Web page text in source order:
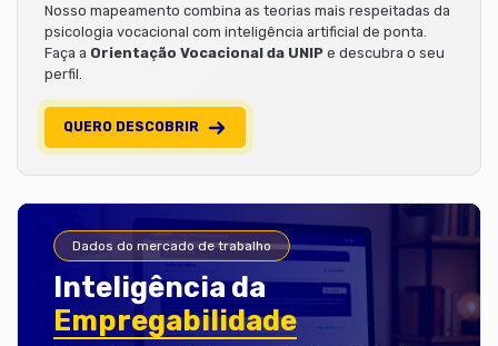
Nosso mapeamento combina as teorias mais respeitadas da
psicologia vocacional com inteligência artificial de ponta.
Faça a Orientação Vocacional da UNIP e descubra o seu
perfil.
QUERO DESCOBRIR
Dados do mercado de trabalho
Inteligência da
Empregabilidade